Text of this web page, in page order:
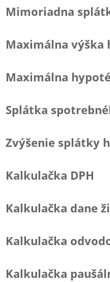
Mimoriadna
Maximálna výška
Maximálna
Splátka
Zvýšenie splátky
Kalkulačka DPH
Kalkulačka dane
Kalkulačka
Kalkulačka